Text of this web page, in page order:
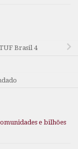
Brasil 4
e bilhões